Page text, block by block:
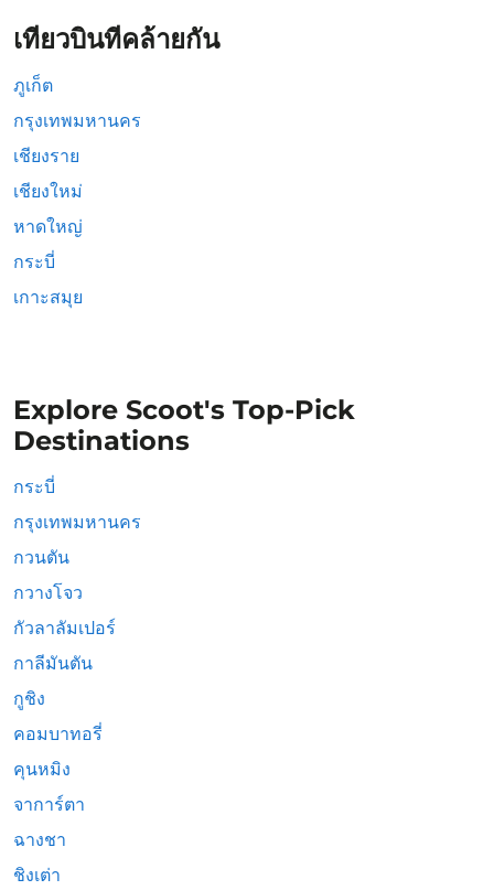
เที่ยวบินที่คล้ายกัน
ภูเก็ต
กรุงเทพมหานคร
เชียงราย
เชียงใหม่
หาดใหญ่
กระบี่
เกาะสมุย
Explore Scoot's Top-Pick
Destinations
กระบี่
กรุงเทพมหานคร
กวนตัน
กวางโจว
กัวลาลัมเปอร์
กาลีมันตัน
กูชิง
คอมบาทอรี่
คุนหมิง
จาการ์ตา
ฉางชา
ชิงเต่า